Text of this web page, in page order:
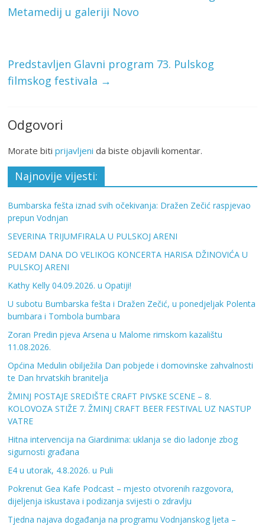
Metamedij u galeriji Novo
Predstavljen Glavni program 73. Pulskog
filmskog festivala →
Odgovori
Morate bitiprijavljeni da biste objavili komentar.
Najnovije vijesti:
Bumbarska fešta iznad svih očekivanja: Dražen Zečić raspjevao
prepun Vodnjan
SEVERINA TRIJUMFIRALA U PULSKOJ ARENI
SEDAM DANA DO VELIKOG KONCERTA HARISA DŽINOVIĆA U
PULSKOJ ARENI
Kathy Kelly 04.09.2026. u Opatiji!
U subotu Bumbarska fešta i Dražen Zečić, u ponedjeljak Polenta
bumbara i Tombola bumbara
Zoran Predin pjeva Arsena u Malome rimskom kazalištu
11.08.2026.
Općina Medulin obilježila Dan pobjede i domovinske zahvalnosti
te Dan hrvatskih branitelja
ŽMINJ POSTAJE SREDIŠTE CRAFT PIVSKE SCENE – 8.
KOLOVOZA STIŽE 7. ŽMINJ CRAFT BEER FESTIVAL UZ NASTUP
VATRE
Hitna intervencija na Giardinima: uklanja se dio ladonje zbog
sigurnosti građana
E4 u utorak, 4.8.2026. u Puli
Pokrenut Gea Kafe Podcast – mjesto otvorenih razgovora,
dijeljenja iskustava i podizanja svijesti o zdravlju
Tjedna najava događanja na programu Vodnjanskog ljeta –